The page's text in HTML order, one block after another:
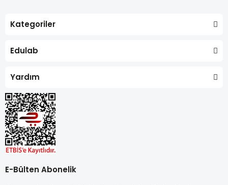
Kategoriler
Edulab
Yardım
E-Bülten Abonelik